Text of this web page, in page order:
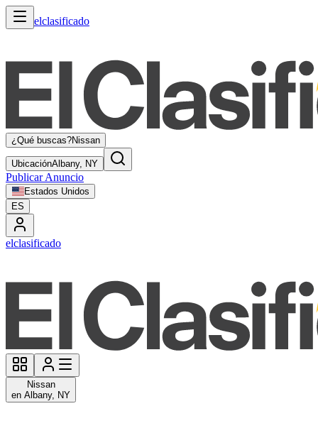
elclasificado
¿Qué buscas?Nissan
UbicaciónAlbany, NY
Publicar Anuncio
Estados Unidos
ES
elclasificado
Nissan
en Albany, NY